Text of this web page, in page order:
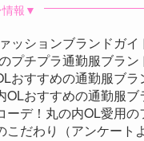
情報▼
ッションブランドガイ
プチプラ通勤服ブラン
おすすめの通勤服ブラ
OLおすすめの通勤服ブ
ーデ！丸の内OL愛用
こだわり（アンケート